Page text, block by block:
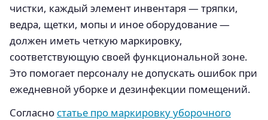
чистки, каждый элемент инвентаря — тряпки,
ведра, щетки, мопы и иное оборудование —
должен иметь четкую маркировку,
соответствующую своей функциональной зоне.
Это помогает персоналу не допускать ошибок при
ежедневной уборке и дезинфекции помещений.
Согласно статье про маркировку уборочного